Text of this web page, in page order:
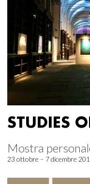
STUDIES
Mostra
23 ottobre – 7 dicembre